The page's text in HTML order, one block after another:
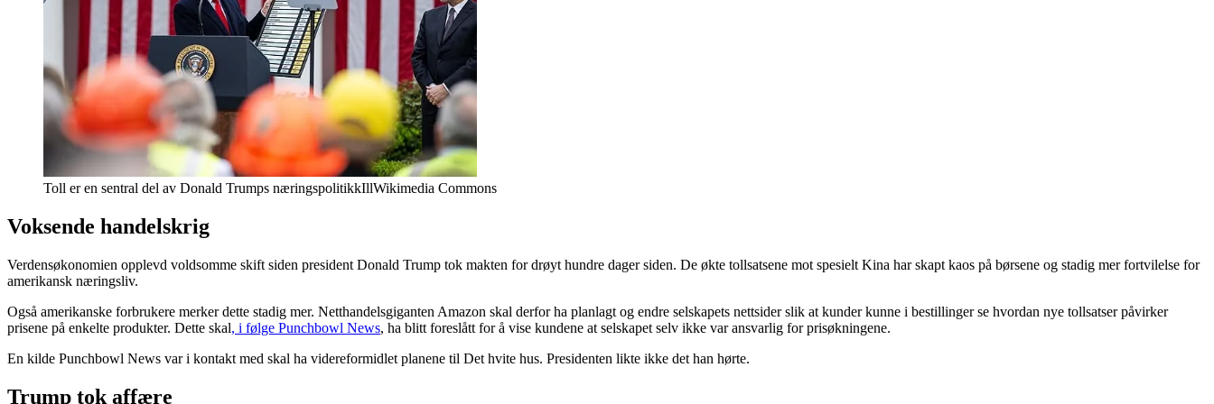
Toll er en sentral del av Donald Trumps næringspolitikkIllWikimedia Commons
Voksende handelskrig
Verdensøkonomien opplevd voldsomme skift siden president Donald Trump tok makten for drøyt hundre dager siden. De økte tollsatsene mot spesielt Kina har skapt kaos på børsene og stadig mer fortvilelse for
amerikansk næringsliv.
Også amerikanske forbrukere merker dette stadig mer. Netthandelsgiganten Amazon skal derfor ha planlagt og endre selskapets nettsider slik at kunder kunne i bestillinger se hvordan nye tollsatser påvirker
prisene på enkelte produkter. Dette skal, i følge Punchbowl News, ha blitt foreslått for å vise kundene at selskapet selv ikke var ansvarlig for prisøkningene.
En kilde Punchbowl News var i kontakt med skal ha videreformidlet planene til Det hvite hus. Presidenten likte ikke det han hørte.
Trump tok affære